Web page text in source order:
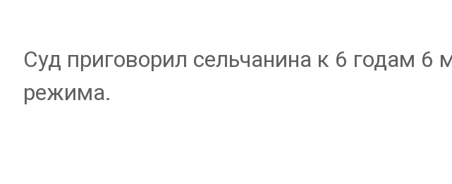
Суд приговорил сельчанина к 6 годам 6
режима.